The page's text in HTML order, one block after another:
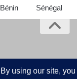
Bénin Sénégal